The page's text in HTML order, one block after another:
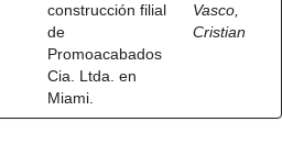
construcción filial
de
Promoacabados
Cia. Ltda. en
Miami.
Vasco,
Cristian